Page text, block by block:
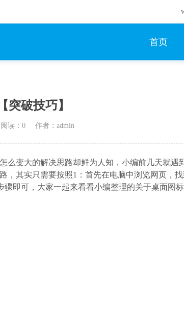
首页
突破技巧】
阅读： 0 作者：admin
么变大的解决思路却鲜为人知，小编前几天就遇
，其实只需要按照1：首先在电脑中浏览网页，
即可，大家一起来看看小编整理的关于桌面图